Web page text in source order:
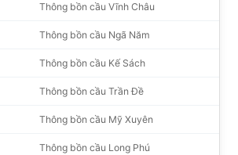
Thông bồn cầu Vĩnh Châu
Thông bồn cầu Ngã Năm
Thông bồn cầu Kế Sách
Thông bồn cầu Trần Đề
Thông bồn cầu Mỹ Xuyên
Thông bồn cầu Long Phú